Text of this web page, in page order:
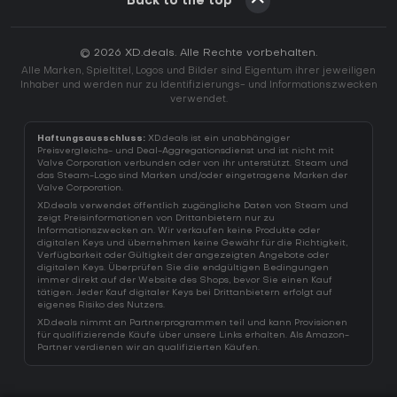
© 2026 XD.deals. Alle Rechte vorbehalten.
Alle Marken, Spieltitel, Logos und Bilder sind Eigentum ihrer jeweiligen
Inhaber und werden nur zu Identifizierungs- und Informationszwecken
verwendet.
Haftungsausschluss: XD.deals ist ein unabhängiger
Preisvergleichs- und Deal-Aggregationsdienst und ist nicht mit
Valve Corporation verbunden oder von ihr unterstützt. Steam und
das Steam-Logo sind Marken und/oder eingetragene Marken der
Valve Corporation.
XD.deals verwendet öffentlich zugängliche Daten von Steam und
zeigt Preisinformationen von Drittanbietern nur zu
Informationszwecken an. Wir verkaufen keine Produkte oder
digitalen Keys und übernehmen keine Gewähr für die Richtigkeit,
Verfügbarkeit oder Gültigkeit der angezeigten Angebote oder
digitalen Keys. Überprüfen Sie die endgültigen Bedingungen
immer direkt auf der Website des Shops, bevor Sie einen Kauf
tätigen. Jeder Kauf digitaler Keys bei Drittanbietern erfolgt auf
eigenes Risiko des Nutzers.
XD.deals nimmt an Partnerprogrammen teil und kann Provisionen
für qualifizierende Käufe über unsere Links erhalten. Als Amazon-
Partner verdienen wir an qualifizierten Käufen.